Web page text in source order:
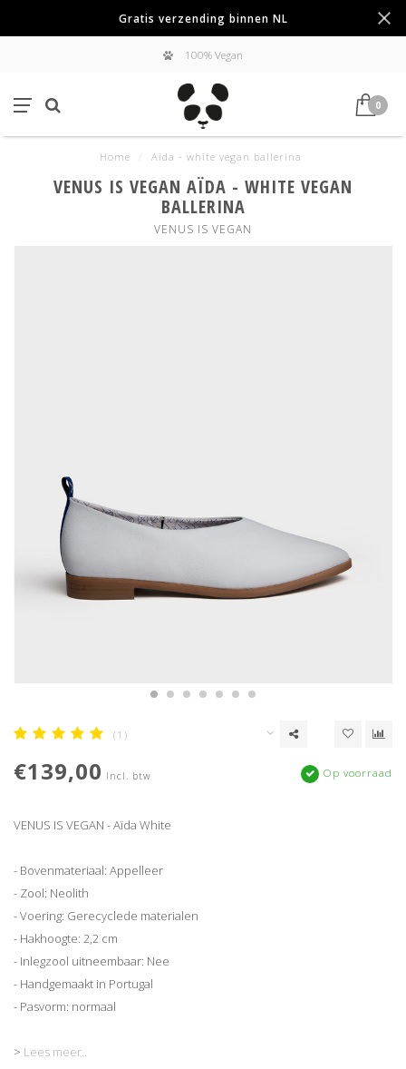
Gratis verzending binnen NL
100% Vegan
0
Home Aïda - white vegan ballerina
VENUS IS VEGAN AÏDA - WHITE VEGAN
BALLERINA
VENUS IS VEGAN
(1)
€139,00 Incl. btw Op voorraad
VENUS IS VEGAN - Aïda White
- Bovenmateriaal: Appelleer
- Zool: Neolith
- Voering: Gerecyclede materialen
- Hakhoogte: 2,2 cm
- Inlegzool uitneembaar: Nee
- Handgemaakt in Portugal
- Pasvorm: normaal
> Lees meer..